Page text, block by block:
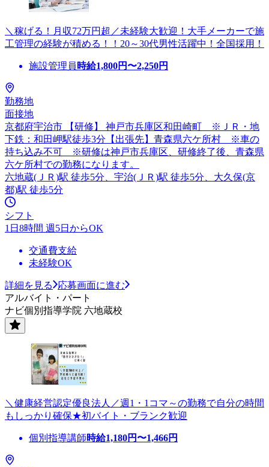
＼稼げる！月収72万円超／未経験大歓迎！大手メーカーで施
工管理の経験が積める！！20～30代男性活躍中！全国採用！
施設管理員 時給1,800円〜2,250円
勤務地
面接地
京都府宇治市 【研修】 神戸市兵庫区和田崎町 ※ＪＲ・地
下鉄：和田岬駅徒歩3分【出張先】青森県六ケ所村 ※車の
持ち込み不可 ※研修は神戸市兵庫区、研修終了後、青森県
六ケ所村での勤務になります。
六地蔵(ＪＲ)駅 徒歩5分、宇治(ＪＲ)駅 徒歩5分、大久保(京
都)駅 徒歩5分
シフト
1日8時間 週5日からOK
交通費支給
未経験OK
詳細を見る
応募画面に進む
アルバイト・パート
ナビ個別指導学院 六地蔵校
＼健康経営認定優良法人／週1・1コマ～の勤務で自分の時間
もしっかり確保★初バイト・ブランク歓迎
個別指導講師時給1,180円〜1,466円